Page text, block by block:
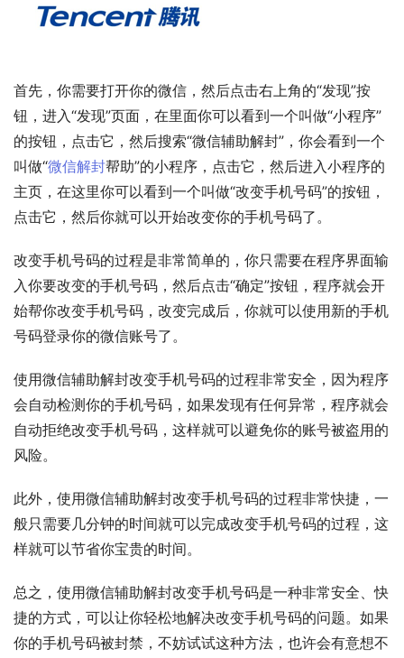
首先，你需要打开你的微信，然后点击右上角的“发现”按
钮，进入“发现”页面，在里面你可以看到一个叫做“小程序”
的按钮，点击它，然后搜索“微信辅助解封”，你会看到一个
叫做“微信解封帮助”的小程序，点击它，然后进入小程序的
主页，在这里你可以看到一个叫做“改变手机号码”的按钮，
点击它，然后你就可以开始改变你的手机号码了。
改变手机号码的过程是非常简单的，你只需要在程序界面输
入你要改变的手机号码，然后点击“确定”按钮，程序就会开
始帮你改变手机号码，改变完成后，你就可以使用新的手机
号码登录你的微信账号了。
使用微信辅助解封改变手机号码的过程非常安全，因为程序
会自动检测你的手机号码，如果发现有任何异常，程序就会
自动拒绝改变手机号码，这样就可以避免你的账号被盗用的
风险。
此外，使用微信辅助解封改变手机号码的过程非常快捷，一
般只需要几分钟的时间就可以完成改变手机号码的过程，这
样就可以节省你宝贵的时间。
总之，使用微信辅助解封改变手机号码是一种非常安全、快
捷的方式，可以让你轻松地解决改变手机号码的问题。如果
你的手机号码被封禁，不妨试试这种方法，也许会有意想不